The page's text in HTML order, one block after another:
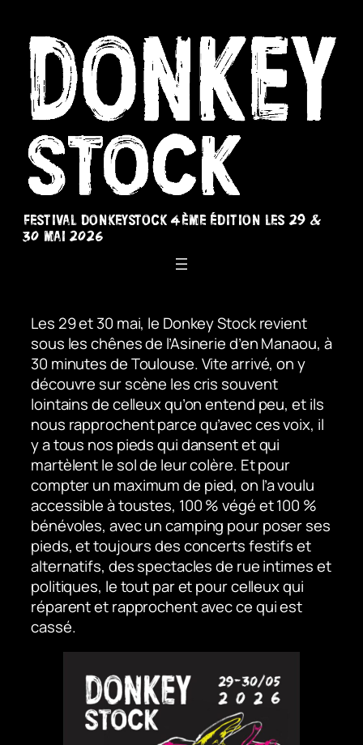
contenu
Festival Donkeystock 4ème édition les 29 &
30 Mai 2026
Les 29 et 30 mai, le Donkey Stock revient
sous les chênes de l’Asinerie d’en Manaou, à
30 minutes de Toulouse. Vite arrivé, on y
découvre sur scène les cris souvent
lointains de celleux qu’on entend peu, et ils
nous rapprochent parce qu’avec ces voix, il
y a tous nos pieds qui dansent et qui
martèlent le sol de leur colère. Et pour
compter un maximum de pied, on l’a voulu
accessible à toustes, 100 % végé et 100 %
bénévoles, avec un camping pour poser ses
pieds, et toujours des concerts festifs et
alternatifs, des spectacles de rue intimes et
politiques, le tout par et pour celleux qui
réparent et rapprochent avec ce qui est
cassé.